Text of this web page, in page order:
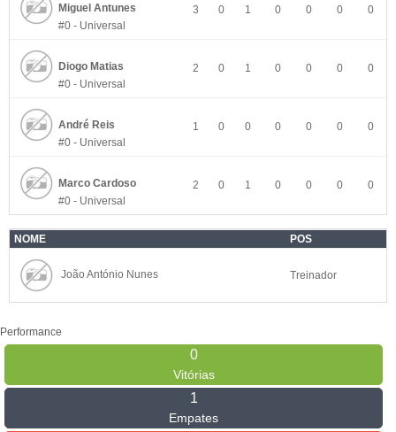
Miguel Antunes
#0 - Universal
3 0 1 0 0 0 0
Diogo Matias
#0 - Universal
2 0 1 0 0 0 0
André Reis
#0 - Universal
1 0 0 0 0 0 0
Marco Cardoso
#0 - Universal
2 0 1 0 0 0 0
NOME POS
João António Nunes Treinador
Performance
0
Vitórias
1
Empates